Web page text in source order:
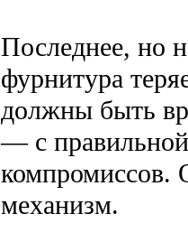
Последнее, но
фурнитура
должны быть
— с
компромиссов.
механизм.